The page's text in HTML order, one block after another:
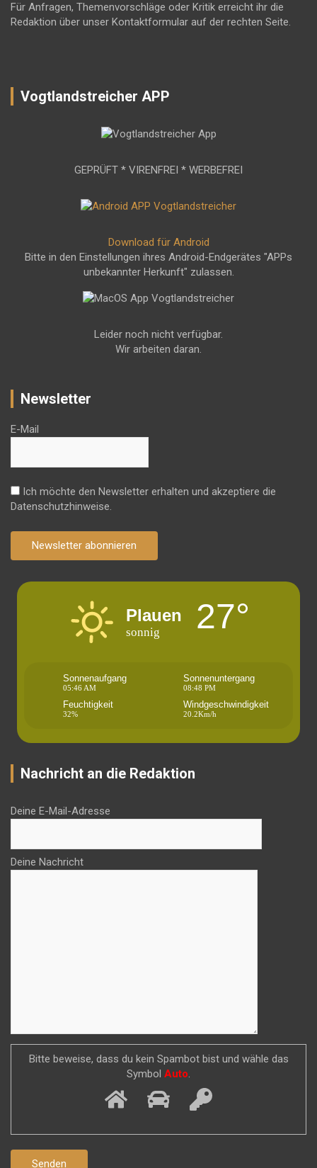
Für Anfragen, Themenvorschläge oder Kritik erreicht ihr die
Redaktion über unser Kontaktformular auf der rechten Seite.
Vogtlandstreicher APP
GEPRÜFT * VIRENFREI * WERBEFREI
Download für Android
Bitte in den Einstellungen ihres Android-Endgerätes "APPs
unbekannter Herkunft" zulassen.
Leider noch nicht verfügbar.
Wir arbeiten daran.
Newsletter
E-Mail
Ich möchte den Newsletter erhalten und akzeptiere die
Datenschutzhinweise.
Newsletter abonnieren
Plauen
sonnig 27°
Sonnenaufgang
05:46 AM
Sonnenuntergang
08:48 PM
Feuchtigkeit
32%
Windgeschwindigkeit
20.2Km/h
Nachricht an die Redaktion
Deine E-Mail-Adresse
Deine Nachricht
Bitte beweise, dass du kein Spambot bist und wähle das
Symbol Auto.